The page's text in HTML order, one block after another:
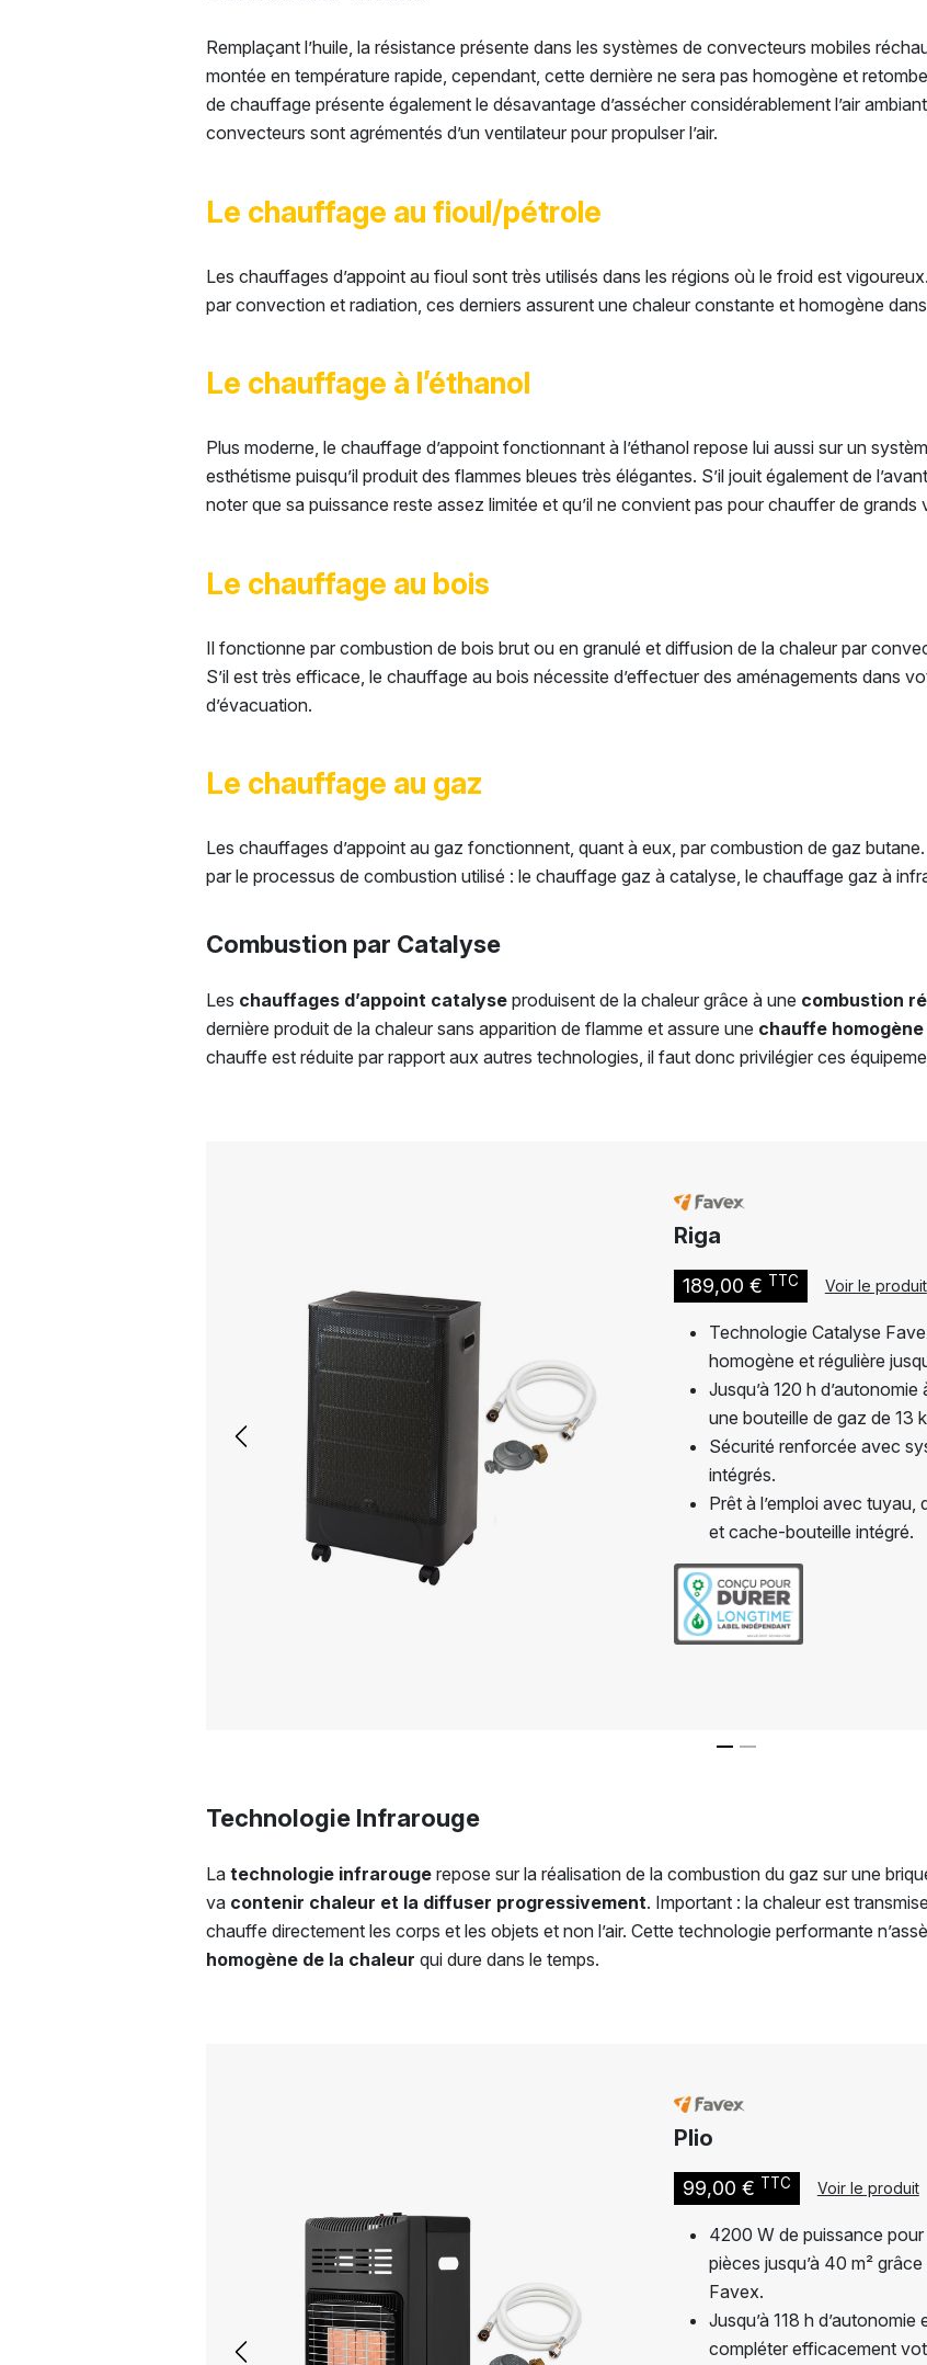
Remplaçant l’huile, la résistance présente dans les systèmes de convecteurs mobiles
montée en température rapide, cependant, cette dernière ne sera pas homogène et
de chauffage présente également le désavantage d’assécher considérablement l’air
convecteurs sont agrémentés d’un ventilateur pour propulser l’air.
Le chauffage au fioul/pétrole
Les chauffages d’appoint au fioul sont très utilisés dans les régions où le froid est
par convection et radiation, ces derniers assurent une chaleur constante et homogène
Le chauffage à l’éthanol
Plus moderne, le chauffage d’appoint fonctionnant à l’éthanol repose lui aussi sur un
esthétisme puisqu’il produit des flammes bleues très élégantes. S’il jouit également de
noter que sa puissance reste assez limitée et qu’il ne convient pas pour chauffer de grands
Le chauffage au bois
Il fonctionne par combustion de bois brut ou en granulé et diffusion de la chaleur par
S’il est très efficace, le chauffage au bois nécessite d’effectuer des aménagements dans
d’évacuation.
Le chauffage au gaz
Les chauffages d’appoint au gaz fonctionnent, quant à eux, par combustion de gaz
par le processus de combustion utilisé : le chauffage gaz à catalyse, le chauffage gaz à
Combustion par Catalyse
Les chauffages d’appoint catalyse produisent de la chaleur grâce à une combustion
dernière produit de la chaleur sans apparition de flamme et assure une chauffe homogène
chauffe est réduite par rapport aux autres technologies, il faut donc privilégier ces
Riga
189,00 € TTC Voir le produit
Technologie Catalyse
homogène et régulière
Jusqu’à 120 h
une bouteille de gaz de 13
Sécurité renforcée avec
intégrés.
Prêt à l’emploi avec
et cache-bouteille intégré.
Previous
Technologie Infrarouge
La technologie infrarouge repose sur la réalisation de la combustion du gaz sur une
va contenir chaleur et la diffuser progressivement. Important : la chaleur est
chauffe directement les corps et les objets et non l’air. Cette technologie performante
homogène de la chaleur qui dure dans le temps.
Plio
99,00 € TTC Voir le produit
4200 W de puissance
pièces jusqu’à 40 m²
Favex.
Jusqu’à 118 h
compléter efficacement
Previous